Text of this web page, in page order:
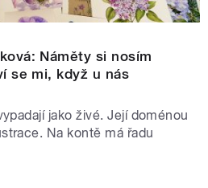
Náměty si nosím
se mi, když u nás
jako živé. Její doménou
Na kontě má řadu